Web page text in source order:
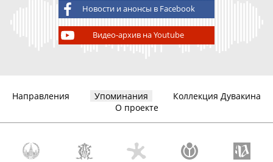
Новости и анонсы в Facebook
Видео-архив на Youtube
Направления Упоминания
Коллекция Дувакина
О проекте